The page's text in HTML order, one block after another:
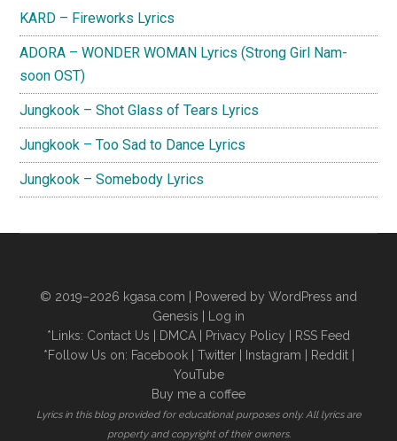
KARD – Fireworks Lyrics
ADORA – WONDER WOMAN Lyrics (Strong Girl Nam-
soon OST)
Jungkook – Shot Glass of Tears Lyrics
Jungkook – Too Sad to Dance Lyrics
Jungkook – Somebody Lyrics
© 2019–2026 kgasa.com | Powered by WordPress and
Genesis |
Log in
*Links: Contact Us DMCA Privacy Policy
RSS Feed
*Follow Us on: Facebook| Twitter| Instagram Reddit|
YouTube
Buy me a coffee
Lyrics in this blog provided for educational purposes only. All lyrics are
property and copyright of their owners.